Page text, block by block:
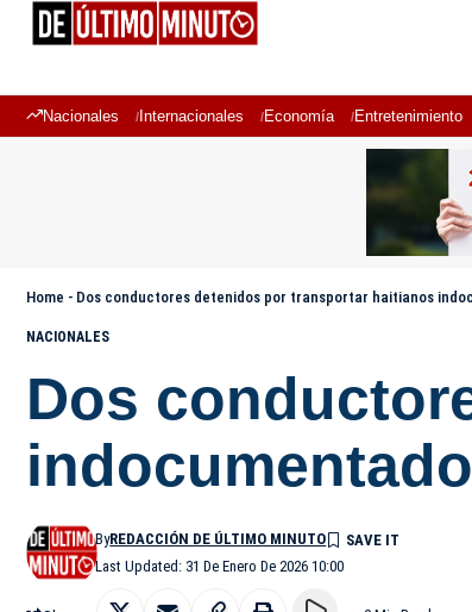
Nacionales Internacionales Economía Entretenimiento
Home - Dos conductores detenidos por transportar haitianos
NACIONALES
Dos
Last Updated: 31 De Enero De 2026 10:00
ByREDACCIÓN DE ÚLTIMO MINUTO